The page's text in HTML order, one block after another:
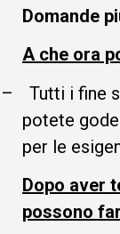
Domande
A che ora
–
Tutti i fine
potete
per le
Dopo aver
possono